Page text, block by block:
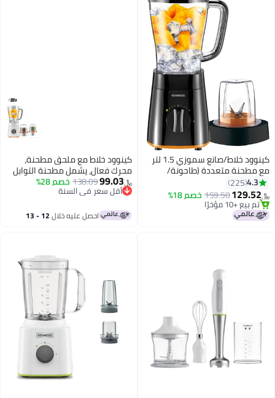
كينوود خلاط/صانع سموزي 1.5 لتر
متعددة (طاحونة/
وظيفة سحق الثلج
225
159.50خصم 18%
+10 مؤخرًا
+10 مؤخرًا
كينوود خلاط مع ملحق مطحنة،
محرك فعال، يشمل مطحنة التوابل
والمكسرات، تصميم أنيق
99.03
138.09خصم 28%
أقل سعر في السنة
أقل سعر في السنة
احصل عليه خلال 12 - 13